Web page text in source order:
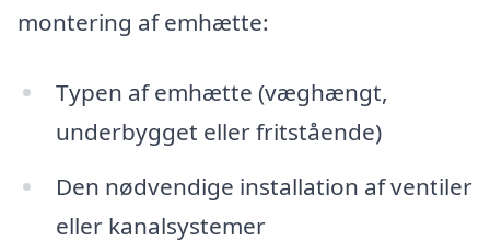
montering af emhætte:
Typen af emhætte (væghængt,
underbygget eller fritstående)
Den nødvendige installation af ventiler
eller kanalsystemer